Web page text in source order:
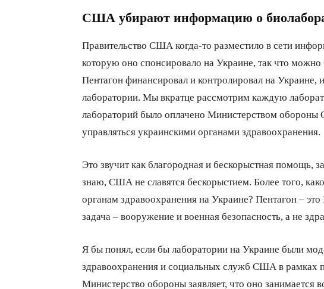
США убирают информацию о
Правительство США когда-то разместило в сети
которую оно спонсировало на Украине, так что можно
Пентагон финансировал и контролировал на Украине,
лаборатории. Мы вкратце рассмотрим каждую
лабораторий было оплачено Министерством
управляться украинскими органами здравоохранения.
Это звучит как благородная и бескорыстная помощь,
знаю, США не славятся бескорыстием. Более того,
органам здравоохранения на Украине? Пентагон –
задача – вооружение и военная безопасность, а не
Я бы понял, если бы лаборатории на Украине были
здравоохранения и социальных служб США в рамках
Министерство обороны заявляет, что оно занимается